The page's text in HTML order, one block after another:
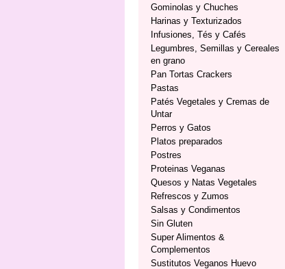
Gominolas y Chuches
Harinas y Texturizados
Infusiones, Tés y Cafés
Legumbres, Semillas y Cereales
en grano
Pan Tortas Crackers
Pastas
Patés Vegetales y Cremas de
Untar
Perros y Gatos
Platos preparados
Postres
Proteinas Veganas
Quesos y Natas Vegetales
Refrescos y Zumos
Salsas y Condimentos
Sin Gluten
Super Alimentos &
Complementos
Sustitutos Veganos Huevo